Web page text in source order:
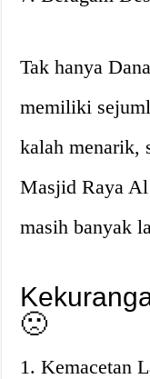
Tak hanya
memiliki
kalah menarik,
Masjid Raya
masih banyak
🙁
1. Kemacetan